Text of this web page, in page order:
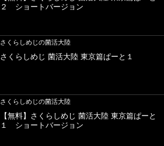
２ ショートバージョン
さくらしめじの菌活大陸
さくらしめじ 菌活大陸 東京篇ぱーと１
さくらしめじの菌活大陸
【無料】さくらしめじ 菌活大陸 東京篇ぱーと
１ ショートバージョン